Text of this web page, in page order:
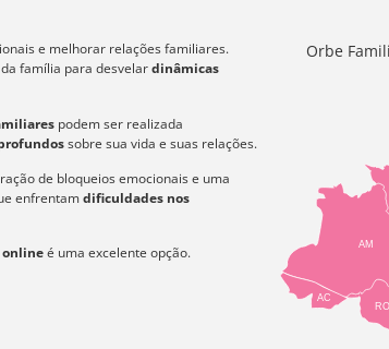
e melhorar relações familiares.
família para desvelardinâmicas
podem ser realizada
sobre sua vida e suas relações.
de bloqueios emocionais e uma
enfrentamdificuldades nos
onlineé uma excelente opção.
Orbe
AM
AC
RO